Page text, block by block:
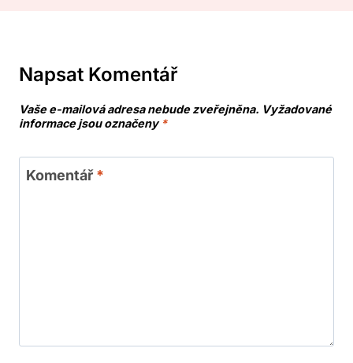
Napsat Komentář
Vaše e-mailová adresa nebude zveřejněna. Vyžadované
informace jsou označeny *
Komentář*